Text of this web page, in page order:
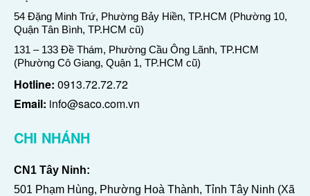
54 Đặng Minh Trứ, Phường Bảy Hiền, TP.HCM (Phường 10,
Quận Tân Bình, TP.HCM cũ)
131 – 133 Đề Thám, Phường Cầu Ông Lãnh, TP.HCM
(Phường Cô Giang, Quận 1, TP.HCM cũ)
Hotline: 0913.72.72.72
Email: info@saco.com.vn
CHI NHÁNH
CN1 Tây Ninh:
501 Phạm Hùng, Phường Hoà Thành, Tỉnh Tây Ninh (Xã